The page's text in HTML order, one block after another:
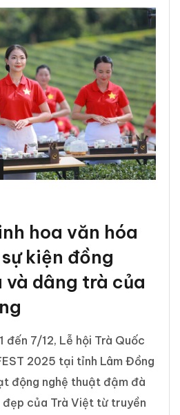
hoa văn hóa
kiện đồng
và dâng trà của
đến 7/12, Lễ hội Trà Quốc
2025 tại tỉnh Lâm Đồng
động nghệ thuật đậm đà
của Trà Việt từ truyền